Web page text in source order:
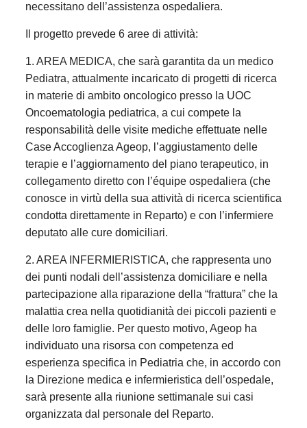
necessitano dell’assistenza ospedaliera.
Il progetto prevede 6 aree di attività:
1. AREA MEDICA, che sarà garantita da un medico
Pediatra, attualmente incaricato di progetti di ricerca
in materie di ambito oncologico presso la UOC
Oncoematologia pediatrica, a cui compete la
responsabilità delle visite mediche effettuate nelle
Case Accoglienza Ageop, l’aggiustamento delle
terapie e l’aggiornamento del piano terapeutico, in
collegamento diretto con l’équipe ospedaliera (che
conosce in virtù della sua attività di ricerca scientifica
condotta direttamente in Reparto) e con l’infermiere
deputato alle cure domiciliari.
2. AREA INFERMIERISTICA, che rappresenta uno
dei punti nodali dell’assistenza domiciliare e nella
partecipazione alla riparazione della “frattura” che la
malattia crea nella quotidianità dei piccoli pazienti e
delle loro famiglie. Per questo motivo, Ageop ha
individuato una risorsa con competenza ed
esperienza specifica in Pediatria che, in accordo con
la Direzione medica e infermieristica dell’ospedale,
sarà presente alla riunione settimanale sui casi
organizzata dal personale del Reparto.